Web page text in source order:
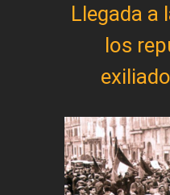
Llegada a
los